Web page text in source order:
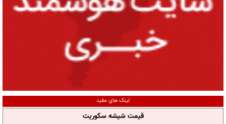
لینک های مفید
قیمت شیشه سکوریت